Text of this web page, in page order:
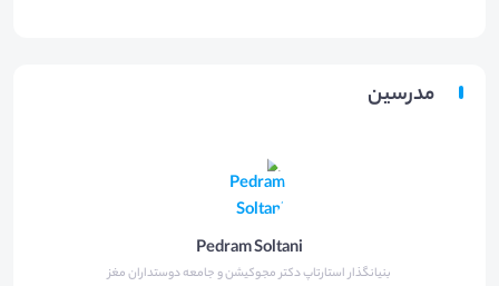
مدرسین
Pedram Soltani
بنیانگذار استارتاپ دکتر مجوکیشن و جامعه دوستداران مغز